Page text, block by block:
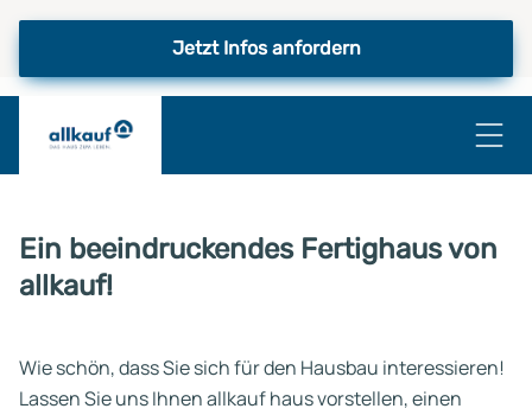
Jetzt Infos anfordern
Ein beeindruckendes Fertighaus von
allkauf!
Wie schön, dass Sie sich für den Hausbau interessieren!
Lassen Sie uns Ihnen allkauf haus vorstellen, einen